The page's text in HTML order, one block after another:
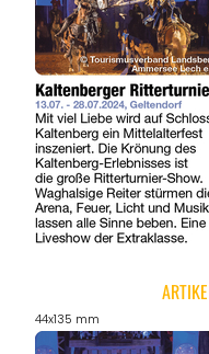
44x135 mm